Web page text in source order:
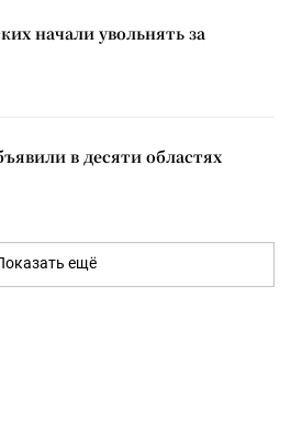
начали увольнять за
в десяти областях
ещё